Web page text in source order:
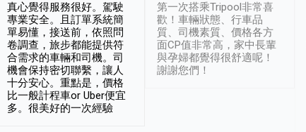
真心覺得服務很好。駕駛
專業安全。且訂單系統簡
單易懂，接送前，依照問
卷調查，旅步都能提供符
合需求的車輛和司機。司
機會保持密切聯繫，讓人
十分安心。重點是，價格
比一般計程車or Uber便宜
多。很美好的一次經驗
第一次搭乘Tripool非常喜
歡！車輛狀態、行車品
質、司機素質、價格各方
面CP值非常高，家中長輩
與孕婦都覺得很舒適呢！
謝謝您們！